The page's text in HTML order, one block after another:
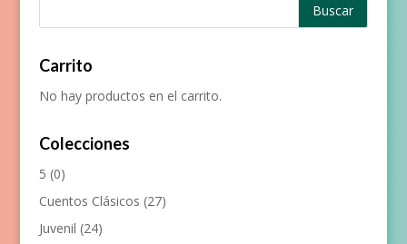
Carrito
No hay productos en el carrito.
Colecciones
5 (0)
Cuentos Clásicos (27)
Juvenil (24)